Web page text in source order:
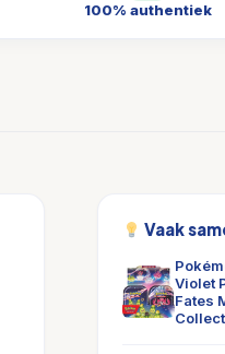
100% authentiek
Vaak
Violet
Fates